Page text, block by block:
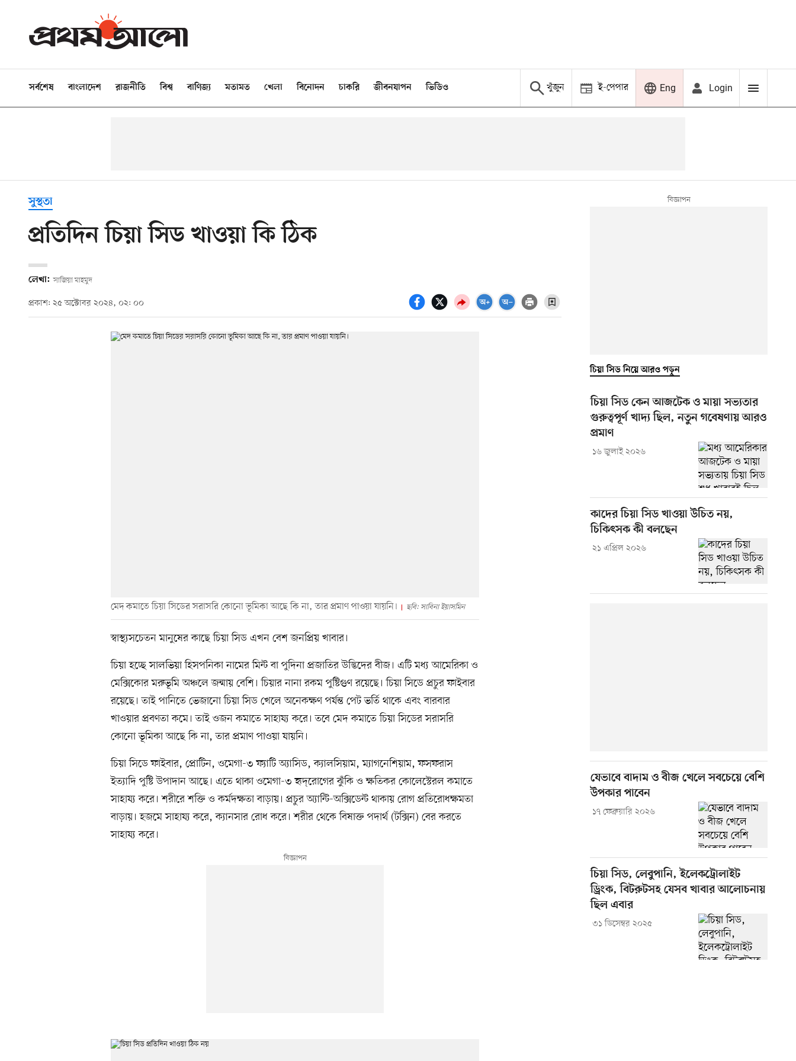
সর্বশেষ বাংলাদেশ রাজনীতি বিশ্ব বাণিজ্য মতামত খেলা বিনোদন চাকরি জীবনযাপন ভিডিও খুঁজুন ই-পেপার Eng Login
সুস্থতা
প্রতিদিন চিয়া সিড খাওয়া কি ঠিক
লেখা: সাজিয়া মাহমুদ
প্রকাশ: ২৫ অক্টোবর ২০২৪, ০২: ০০
মেদ কমাতে চিয়া সিডের সরাসরি কোনো ভূমিকা আছে কি না, তার প্রমাণ পাওয়া যায়নি। ছবি: সাবিনা ইয়াসমিন
স্বাস্থ্যসচেতন মানুষের কাছে চিয়া সিড এখন বেশ জনপ্রিয় খাবার।
চিয়া হচ্ছে সালভিয়া হিসপনিকা নামের মিন্ট বা পুদিনা প্রজাতির উদ্ভিদের বীজ। এটি মধ্য আমেরিকা ও
মেক্সিকোর মরুভূমি অঞ্চলে জন্মায় বেশি। চিয়ার নানা রকম পুষ্টিগুণ রয়েছে। চিয়া সিডে প্রচুর ফাইবার
রয়েছে। তাই পানিতে ভেজানো চিয়া সিড খেলে অনেকক্ষণ পর্যন্ত পেট ভর্তি থাকে এবং বারবার
খাওয়ার প্রবণতা কমে। তাই ওজন কমাতে সাহায্য করে। তবে মেদ কমাতে চিয়া সিডের সরাসরি
কোনো ভূমিকা আছে কি না, তার প্রমাণ পাওয়া যায়নি।
চিয়া সিডে ফাইবার, প্রোটিন, ওমেগা-৩ ফ্যাটি অ্যাসিড, ক্যালসিয়াম, ম্যাগনেশিয়াম, ফসফরাস
ইত্যাদি পুষ্টি উপাদান আছে। এতে থাকা ওমেগা-৩ হৃদ্‌রোগের ঝুঁকি ও ক্ষতিকর কোলেস্টেরল কমাতে
সাহায্য করে। শরীরে শক্তি ও কর্মদক্ষতা বাড়ায়। প্রচুর অ্যান্টি-অক্সিডেন্ট থাকায় রোগ প্রতিরোধক্ষমতা
বাড়ায়। হজমে সাহায্য করে, ক্যানসার রোধ করে। শরীর থেকে বিষাক্ত পদার্থ (টক্সিন) বের করতে
সাহায্য করে।
চিয়া সিড নিয়ে আরও পড়ুন
চিয়া সিড কেন আজটেক ও মায়া সভ্যতার
গুরুত্বপূর্ণ খাদ্য ছিল, নতুন গবেষণায় আরও
প্রমাণ
১৬ জুলাই ২০২৬
কাদের চিয়া সিড খাওয়া উচিত নয়,
চিকিৎসক কী বলছেন
২১ এপ্রিল ২০২৬
যেভাবে বাদাম ও বীজ খেলে সবচেয়ে বেশি
উপকার পাবেন
১৭ ফেব্রুয়ারি ২০২৬
চিয়া সিড, লেবুপানি, ইলেকট্রোলাইট
ড্রিংক, বিটরুটসহ যেসব খাবার আলোচনায়
ছিল এবার
৩১ ডিসেম্বর ২০২৫